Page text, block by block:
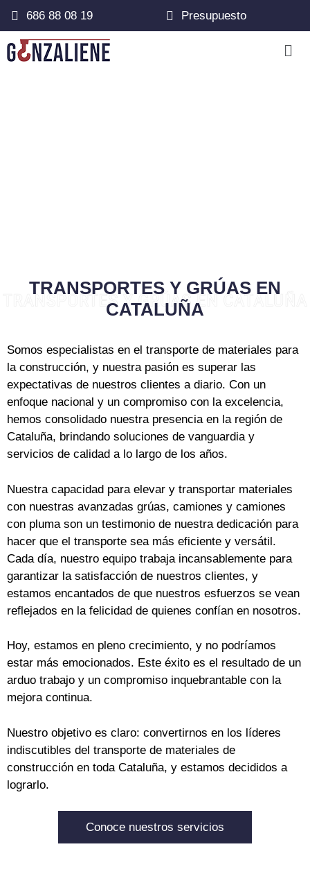
686 88 08 19 Presupuesto
TRANSPORTES Y GRÚAS EN
CATALUÑA
Somos especialistas en el transporte de materiales para
la construcción, y nuestra pasión es superar las
expectativas de nuestros clientes a diario. Con un
enfoque nacional y un compromiso con la excelencia,
hemos consolidado nuestra presencia en la región de
Cataluña, brindando soluciones de vanguardia y
servicios de calidad a lo largo de los años.
Nuestra capacidad para elevar y transportar materiales
con nuestras avanzadas grúas, camiones y camiones
con pluma son un testimonio de nuestra dedicación para
hacer que el transporte sea más eficiente y versátil.
Cada día, nuestro equipo trabaja incansablemente para
garantizar la satisfacción de nuestros clientes, y
estamos encantados de que nuestros esfuerzos se vean
reflejados en la felicidad de quienes confían en nosotros.
Hoy, estamos en pleno crecimiento, y no podríamos
estar más emocionados. Este éxito es el resultado de un
arduo trabajo y un compromiso inquebrantable con la
mejora continua.
Nuestro objetivo es claro: convertirnos en los líderes
indiscutibles del transporte de materiales de
construcción en toda Cataluña, y estamos decididos a
lograrlo.
Conoce nuestros servicios